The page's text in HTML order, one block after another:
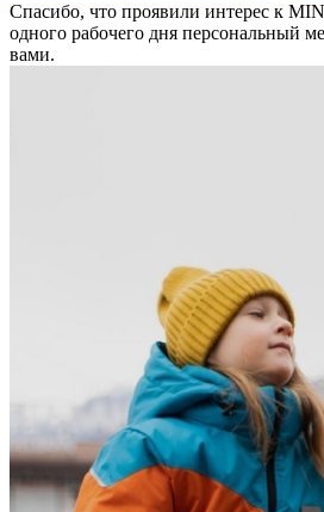
Спасибо, что проявили интерес к
одного рабочего дня персональный
вами.